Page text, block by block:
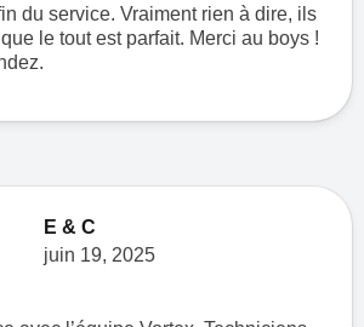
du service. Vraiment rien à dire, ils
le tout est parfait. Merci au boys !
E & C
juin 19, 2025